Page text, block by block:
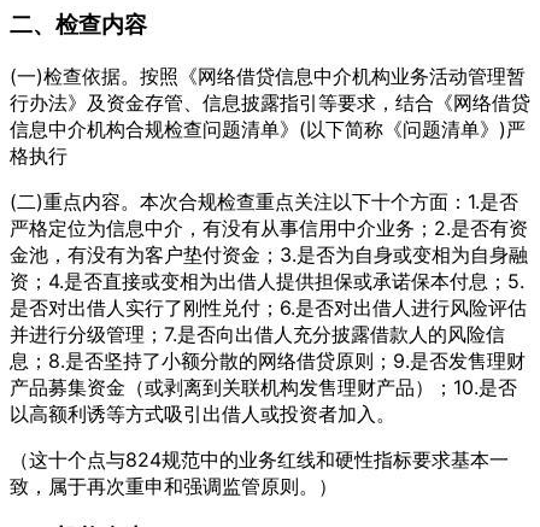
二、检查内容
(一)检查依据。按照《网络借贷信息中介机构业务活动管理暂
行办法》及资金存管、信息披露指引等要求，结合《网络借贷
信息中介机构合规检查问题清单》(以下简称《问题清单》)严
格执行
(二)重点内容。本次合规检查重点关注以下十个方面：1.是否
严格定位为信息中介，有没有从事信用中介业务；2.是否有资
金池，有没有为客户垫付资金；3.是否为自身或变相为自身融
资；4.是否直接或变相为出借人提供担保或承诺保本付息；5.
是否对出借人实行了刚性兑付；6.是否对出借人进行风险评估
并进行分级管理；7.是否向出借人充分披露借款人的风险信
息；8.是否坚持了小额分散的网络借贷原则；9.是否发售理财
产品募集资金（或剥离到关联机构发售理财产品）；10.是否
以高额利诱等方式吸引出借人或投资者加入。
（这十个点与824规范中的业务红线和硬性指标要求基本一
致，属于再次重申和强调监管原则。）